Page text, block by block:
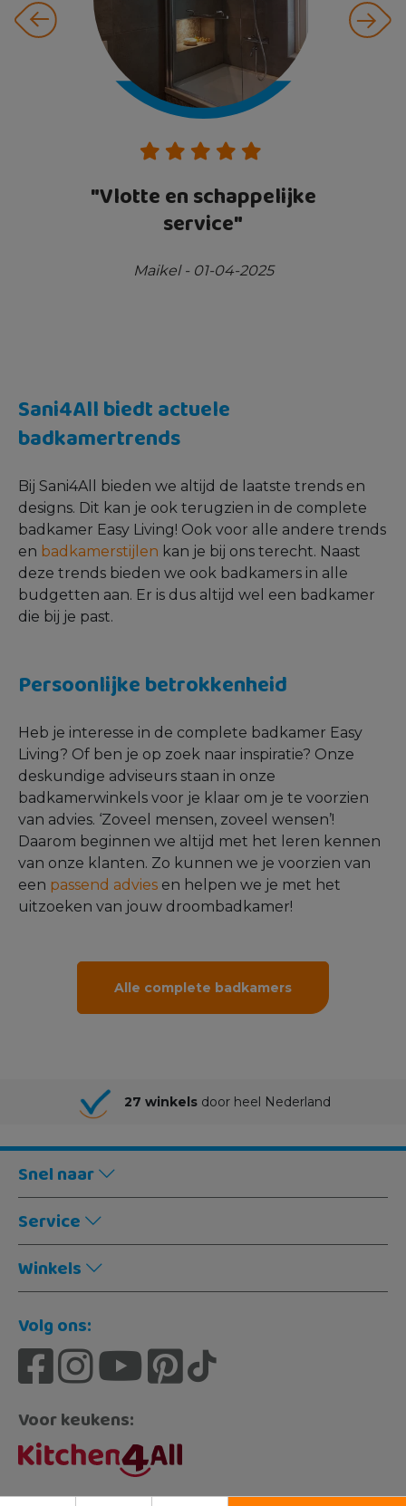
"Vlotte en schappelijke
service"
Maikel - 01-04-2025
Sani4All biedt actuele
badkamertrends
Bij Sani4All bieden we altijd de laatste trends en
designs. Dit kan je ook terugzien in de complete
badkamer Easy Living! Ook voor alle andere trends
en badkamerstijlen kan je bij ons terecht. Naast
deze trends bieden we ook badkamers in alle
budgetten aan. Er is dus altijd wel een badkamer
die bij je past.
Persoonlijke betrokkenheid
Heb je interesse in de complete badkamer Easy
Living? Of ben je op zoek naar inspiratie? Onze
deskundige adviseurs staan in onze
badkamerwinkels voor je klaar om je te voorzien
van advies. ‘Zoveel mensen, zoveel wensen’!
Daarom beginnen we altijd met het leren kennen
van onze klanten. Zo kunnen we je voorzien van
een passend advies en helpen we je met het
uitzoeken van jouw droombadkamer!
Alle complete badkamers
27 winkels door heel Nederland
Snel naar
Service
Winkels
Volg ons:
Voor keukens: